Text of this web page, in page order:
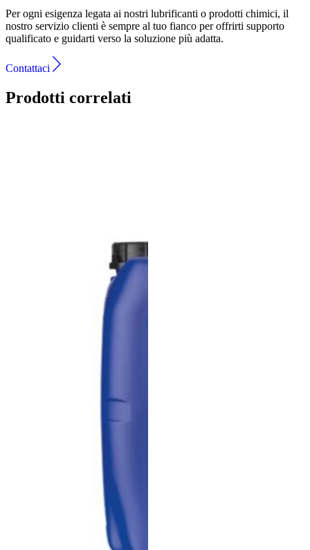
Per ogni esigenza legata ai nostri lubrificanti o prodotti chimici, il
nostro servizio clienti è sempre al tuo fianco per offrirti supporto
qualificato e guidarti verso la soluzione più adatta.
Contattaci
Prodotti correlati